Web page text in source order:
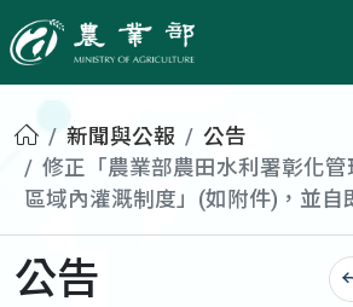
農業部
首頁新聞與公報
公告
修正「農業部農田水利署彰化
區域內灌溉制度」(如附件)，並自
公告